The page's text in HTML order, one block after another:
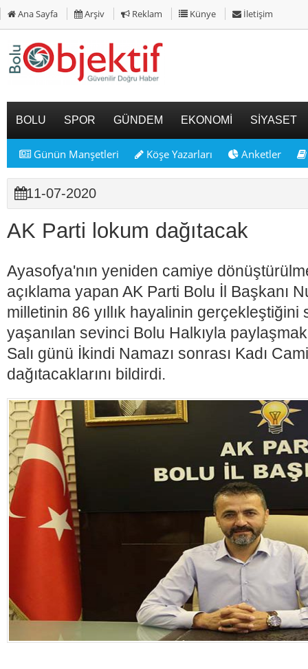
Ana Sayfa Arşiv Reklam Künye İletişim
BOLU SPOR GÜNDEM EKONOMİ SİYASET
Günün Manşetleri Köşe Yazarları Anketler
11-07-2020
AK Parti lokum dağıtacak
Ayasofya'nın yeniden camiye
açıklama yapan AK Parti Bolu İl Başkanı
milletinin 86 yıllık hayalinin gerçekleştiğini
yaşanılan sevinci Bolu Halkıyla
Salı günü İkindi Namazı sonrası Kadı
dağıtacaklarını bildirdi.